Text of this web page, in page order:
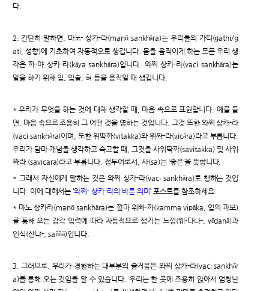
다.
2. 간단히 말하면, 마노- 상카-라(manō sankhāra)는 우리들의 가티(gathi/g
ati, 성향)에 기초하여 자동적으로 생깁니다. 몸을 움직이게 하는 모든 우리 생
각은 까-야 상카-라(kāya sankhāra)입니다. 와찌 상카-라(vaci sankhāra)는
말을 하기 위해 입, 입술, 혀 등을 움직일 때 생깁니다.
* 우리가 무엇을 하는 것에 대해 생각할 때, 마음 속으로 표현합니다. 예를 들
면, 마음 속으로 조용히 그 어떤 것을 염하는 것입니다. 그것 또한 와찌 상카-라
(vaci sankhāra)이며, 또한 위딱까(vitakka)와 위짜-라(vicāra)라고 부릅니다.
우리가 담마 개념을 생각하고 숙고할 때, 그것을 사위딱까(savitakka) 및 사위
짜라 (savicara)라고 부릅니다. 접두어로서, 사(sa)는 ‘좋은’을 뜻합니다.
* 그래서 자신에게 말하는 것은 와찌 상카-라(vaci sankhāra)로 행하는 것입
니다. 이에 대해서는 ‘와찌- 상카-라의 바른 의미 ’ 포스트를 참조하세요.
* 마노 상카라(manō sankhāra)는 깜마 위빠-까(kamma vipāka, 업의 과보)
를 통해 오는 감각 입력에 따라 자동적으로 생기는 느낌(웨-다나-, vēdanā)과
인식(산냐-, saññā)입니다.
3. 그러므로, 우리가 경험하는 대부분의 즐거움은 와찌 상카-라(vaci sankhār
a)를 통해 오는 것임을 알 수 있습니다. 우리는 한 곳에 조용히 앉아서 엄청난